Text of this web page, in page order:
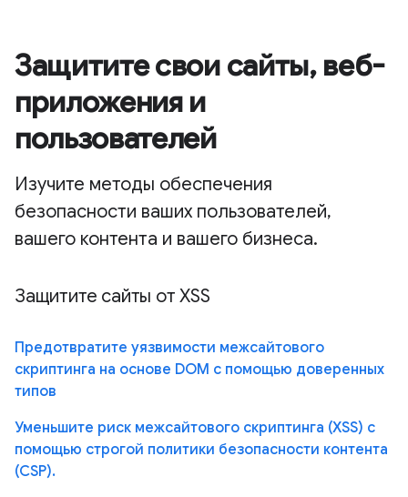
Защитите свои сайты, веб-
приложения и
пользователей
Изучите методы обеспечения
безопасности ваших пользователей,
вашего контента и вашего бизнеса.
Защитите сайты от XSS
Предотвратите уязвимости межсайтового
скриптинга на основе DOM с помощью доверенных
типов
Уменьшите риск межсайтового скриптинга (XSS) с
помощью строгой политики безопасности контента
(CSP).